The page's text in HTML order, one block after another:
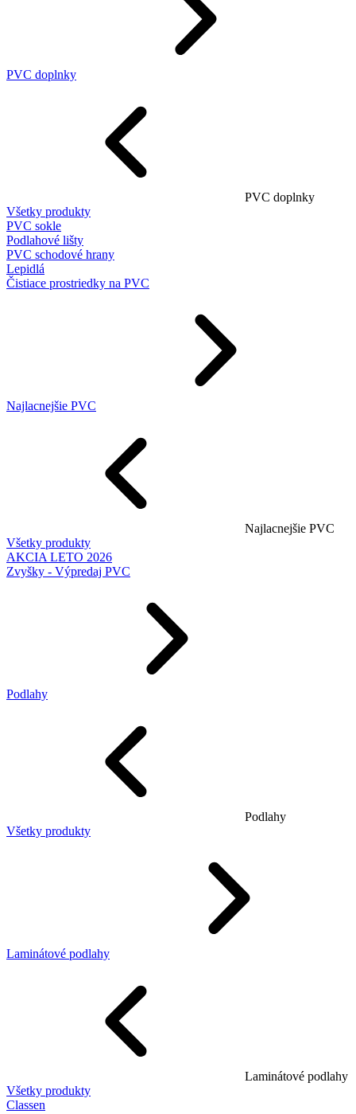
PVC doplnky
PVC doplnky
Všetky produkty
PVC sokle
Podlahové lišty
PVC schodové hrany
Lepidlá
Čistiace prostriedky na PVC
Najlacnejšie PVC
Najlacnejšie PVC
Všetky produkty
AKCIA LETO 2026
Zvyšky - Výpredaj PVC
Podlahy
Podlahy
Všetky produkty
Laminátové podlahy
Laminátové podlahy
Všetky produkty
Classen